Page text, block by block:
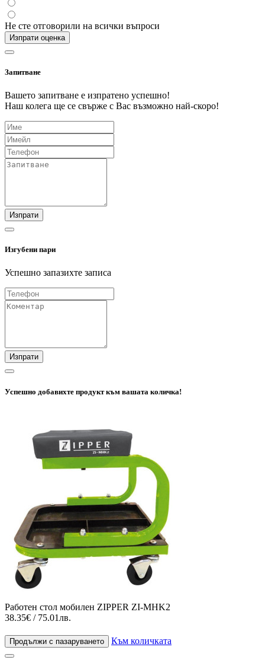
Не сте отговорили на всички въпроси
Изпрати оценка
Запитване
Вашето запитване е изпратено успешно!
Наш колега ще се свърже с Вас възможно най-скоро!
Изпрати
Изгубени пари
Успешно запазихте записа
Изпрати
Успешно добавихте продукт към вашата количка!
Работен стол мобилен ZIPPER ZI-MHK2
38.35€ / 75.01лв.
Продължи с пазаруването Към количката